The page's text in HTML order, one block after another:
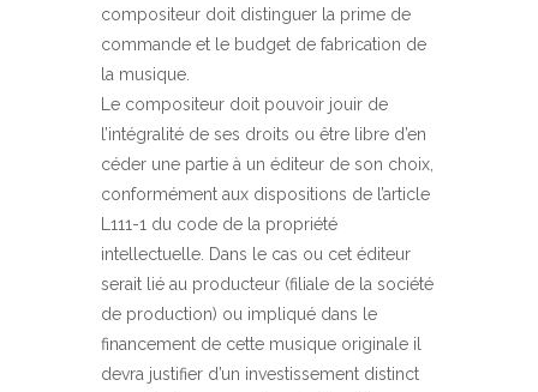
compositeur doit distinguer la prime de
commande et le budget de fabrication de
la musique.
Le compositeur doit pouvoir jouir de
l’intégralité de ses droits ou être libre d’en
céder une partie à un éditeur de son choix,
conformément aux dispositions de l’article
L111-1 du code de la propriété
intellectuelle. Dans le cas ou cet éditeur
serait lié au producteur (filiale de la société
de production) ou impliqué dans le
financement de cette musique originale il
devra justifier d’un investissement distinct